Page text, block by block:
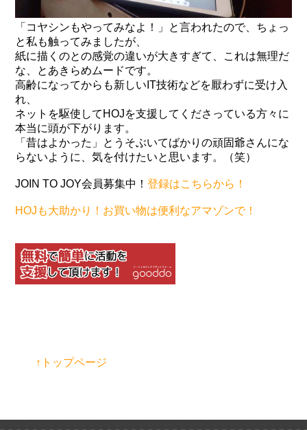
「コヤシンもやってみなよ！」と言われたので、ちょっ
と私も触ってみましたが、
紙に描くのとの感覚の違いが大きすぎて、これは無理だ
な、とあきらめムードです。
高齢になってからも新しいIT技術などを厭わずに受け入
れ、
ネットを駆使してHOJを支援してくださっている方々に
本当に頭が下がります。
「昔はよかった」とうそぶいてばかりの頑固爺さんにな
らないように、気を付けたいと思います。（笑）
JOIN TO JOY会員募集中！登録はこちらから！
HOJも大助かり！お買い物は便利なアマゾンで！
↑トップページ